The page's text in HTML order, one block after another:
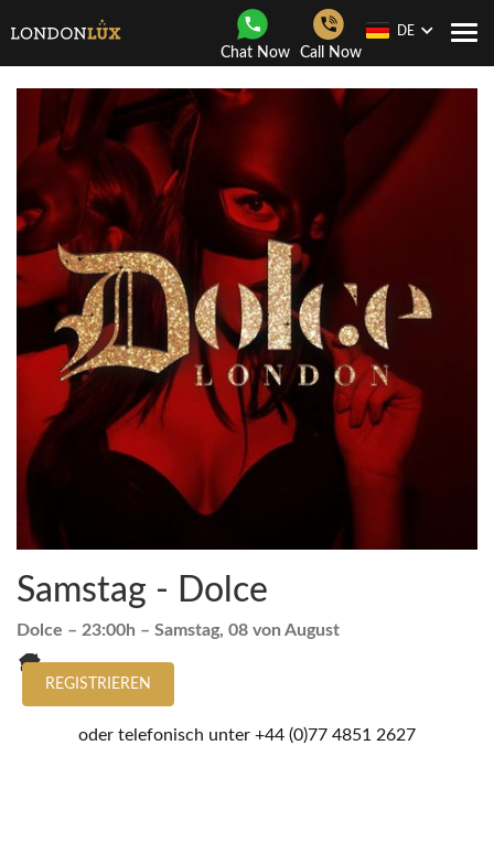
Chat Now Call Now
DE
Samstag - Dolce
Dolce – 23:00h – Samstag, 08 von August
REGISTRIEREN
oder telefonisch unter +44 (0)77 4851 2627